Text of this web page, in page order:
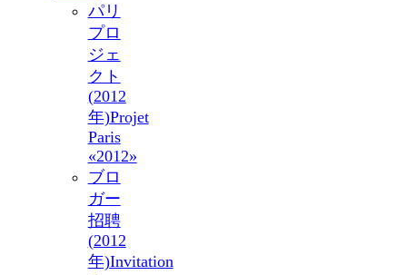
パリ
プロ
ジェ
クト
(2012
年)Projet
Paris
«2012»
ブロ
ガー
招聘
(2012
年)Invitation